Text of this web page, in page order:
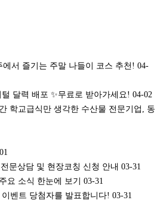
서 즐기는 주말 나들이 코스 추천! 04-
달력 배포 ✨무료로 받아가세요! 04-02
학교급식만 생각한 수산물 전문기업, 동
문상담 및 현장코칭 신청 안내 03-31
요 소식 한눈에 보기 03-31
벤트 당첨자를 발표합니다! 03-31